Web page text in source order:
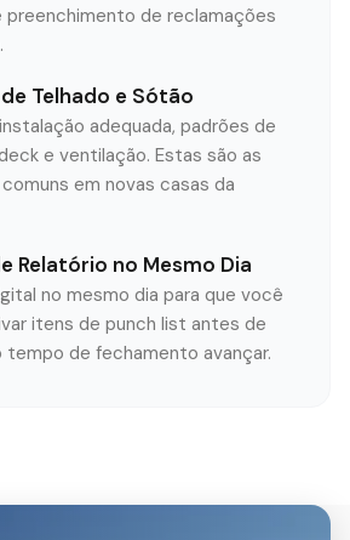
preenchimento de reclamações
Telhado e Sótão
adequada, padrões de
e ventilação. Estas são as
em novas casas da
Relatório no Mesmo Dia
no mesmo dia para que você
itens de punch list antes de
tempo de fechamento avançar.